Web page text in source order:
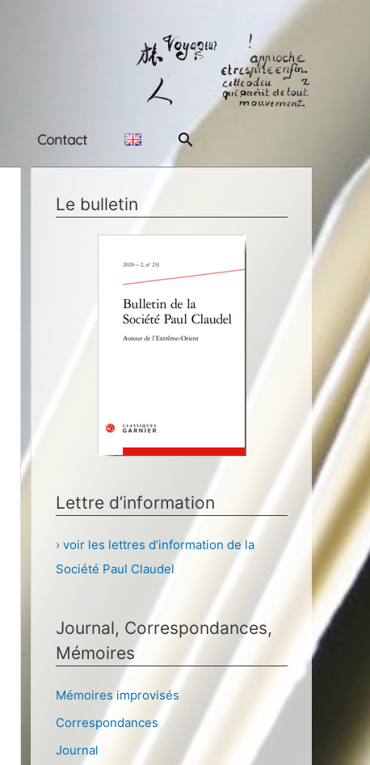
Contact Rechercher
Le bulletin
Lettre d’information
› voir les lettres d’information de la
Société Paul Claudel
Journal, Correspondances,
Mémoires
Mémoires improvisés
Correspondances
Journal